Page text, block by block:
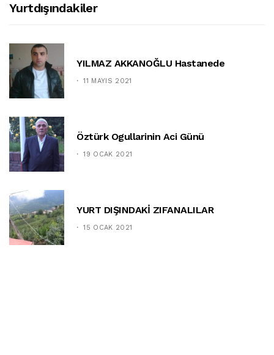
Yurtdışındakiler
YILMAZ AKKANOĞLU Hastanede
11 MAYIS 2021
Öztürk Ogullarinin Aci Günü
19 OCAK 2021
YURT DIŞINDAKİ ZIFANALILAR
15 OCAK 2021